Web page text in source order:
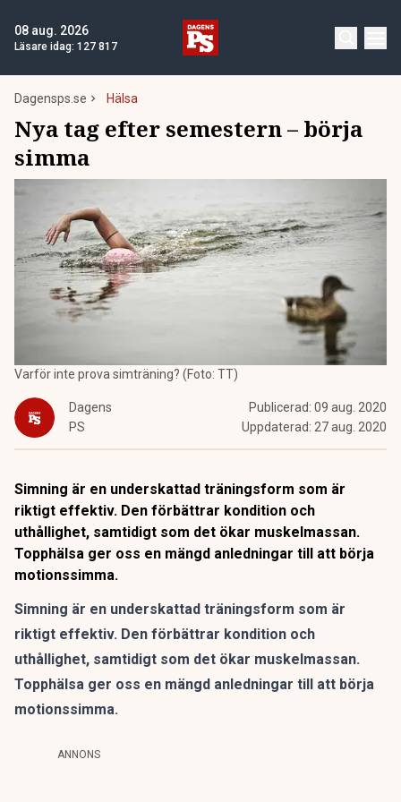
08 aug. 2026
Läsare idag: 127 817
Dagensps.se Hälsa
Nya tag efter semestern – börja
simma
Varför inte prova simträning? (Foto: TT)
Dagens
PS
Publicerad: 09 aug. 2020
Uppdaterad: 27 aug. 2020
Simning är en underskattad träningsform som är
riktigt effektiv. Den förbättrar kondition och
uthållighet, samtidigt som det ökar muskelmassan.
Topphälsa ger oss en mängd anledningar till att börja
motionssimma.
Simning är en underskattad träningsform som är
riktigt effektiv. Den förbättrar kondition och
uthållighet, samtidigt som det ökar muskelmassan.
Topphälsa ger oss en mängd anledningar till att börja
motionssimma.
ANNONS